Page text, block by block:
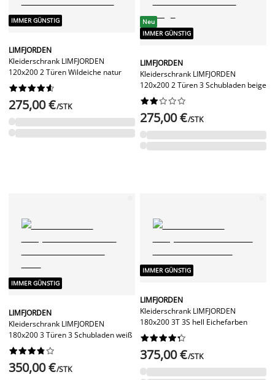
IMMER GÜNSTIG
LIMFJORDEN
Kleiderschrank LIMFJORDEN
120x200 2 Türen Wildeiche natur






275,00 €/STK
Neu
IMMER GÜNSTIG
LIMFJORDEN
Kleiderschrank LIMFJORDEN
120x200 2 Türen 3 Schubladen beige






275,00 €/STK
IMMER GÜNSTIG
LIMFJORDEN
Kleiderschrank LIMFJORDEN
180x200 3 Türen 3 Schubladen weiß






350,00 €/STK
IMMER GÜNSTIG
LIMFJORDEN
Kleiderschrank LIMFJORDEN
180x200 3T 3S hell Eichefarben






375,00 €/STK